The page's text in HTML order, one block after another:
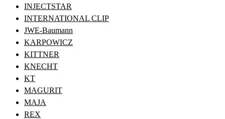
INJECTSTAR
INTERNATIONAL CLIP
JWE-Baumann
KARPOWICZ
KITTNER
KNECHT
KT
MAGURIT
MAJA
REX